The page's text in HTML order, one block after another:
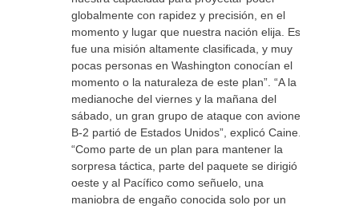
globalmente con rapidez y precisión, en el
momento y lugar que nuestra nación elija. Esta
fue una misión altamente clasificada, y muy
pocas personas en Washington conocían el
momento o la naturaleza de este plan”. “A la
medianoche del viernes y la mañana del
sábado, un gran grupo de ataque con aviones
B-2 partió de Estados Unidos”, explicó Caine.
“Como parte de un plan para mantener la
sorpresa táctica, parte del paquete se dirigió al
oeste y al Pacífico como señuelo, una
maniobra de engaño conocida solo por un